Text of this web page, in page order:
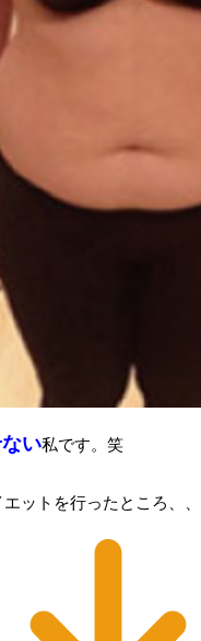
い私です。笑
ットを行ったところ、、